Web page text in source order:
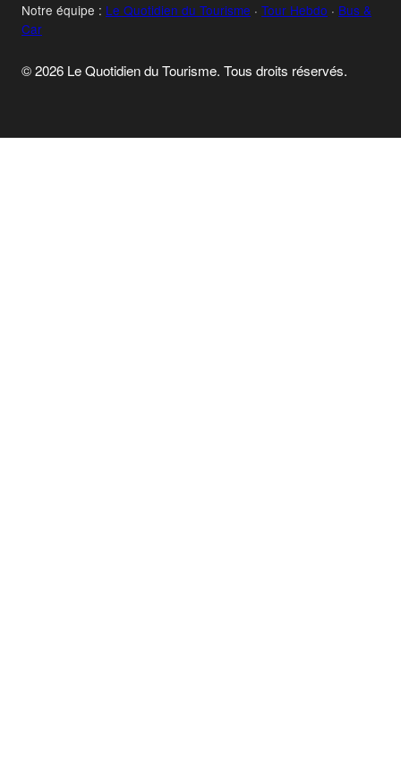
Notre équipe : Le Quotidien du Tourisme · Tour Hebdo · Bus &
Car
© 2026 Le Quotidien du Tourisme. Tous droits réservés.